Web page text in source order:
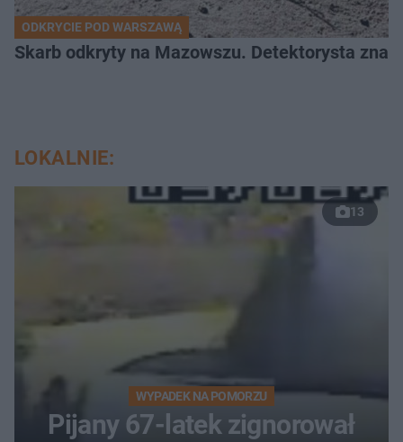
ODKRYCIE POD WARSZAWĄ
Skarb odkryty na Mazowszu. Detektorysta
LOKALNIE:
13
WYPADEK NA POMORZU
Pijany 67-latek zignorował